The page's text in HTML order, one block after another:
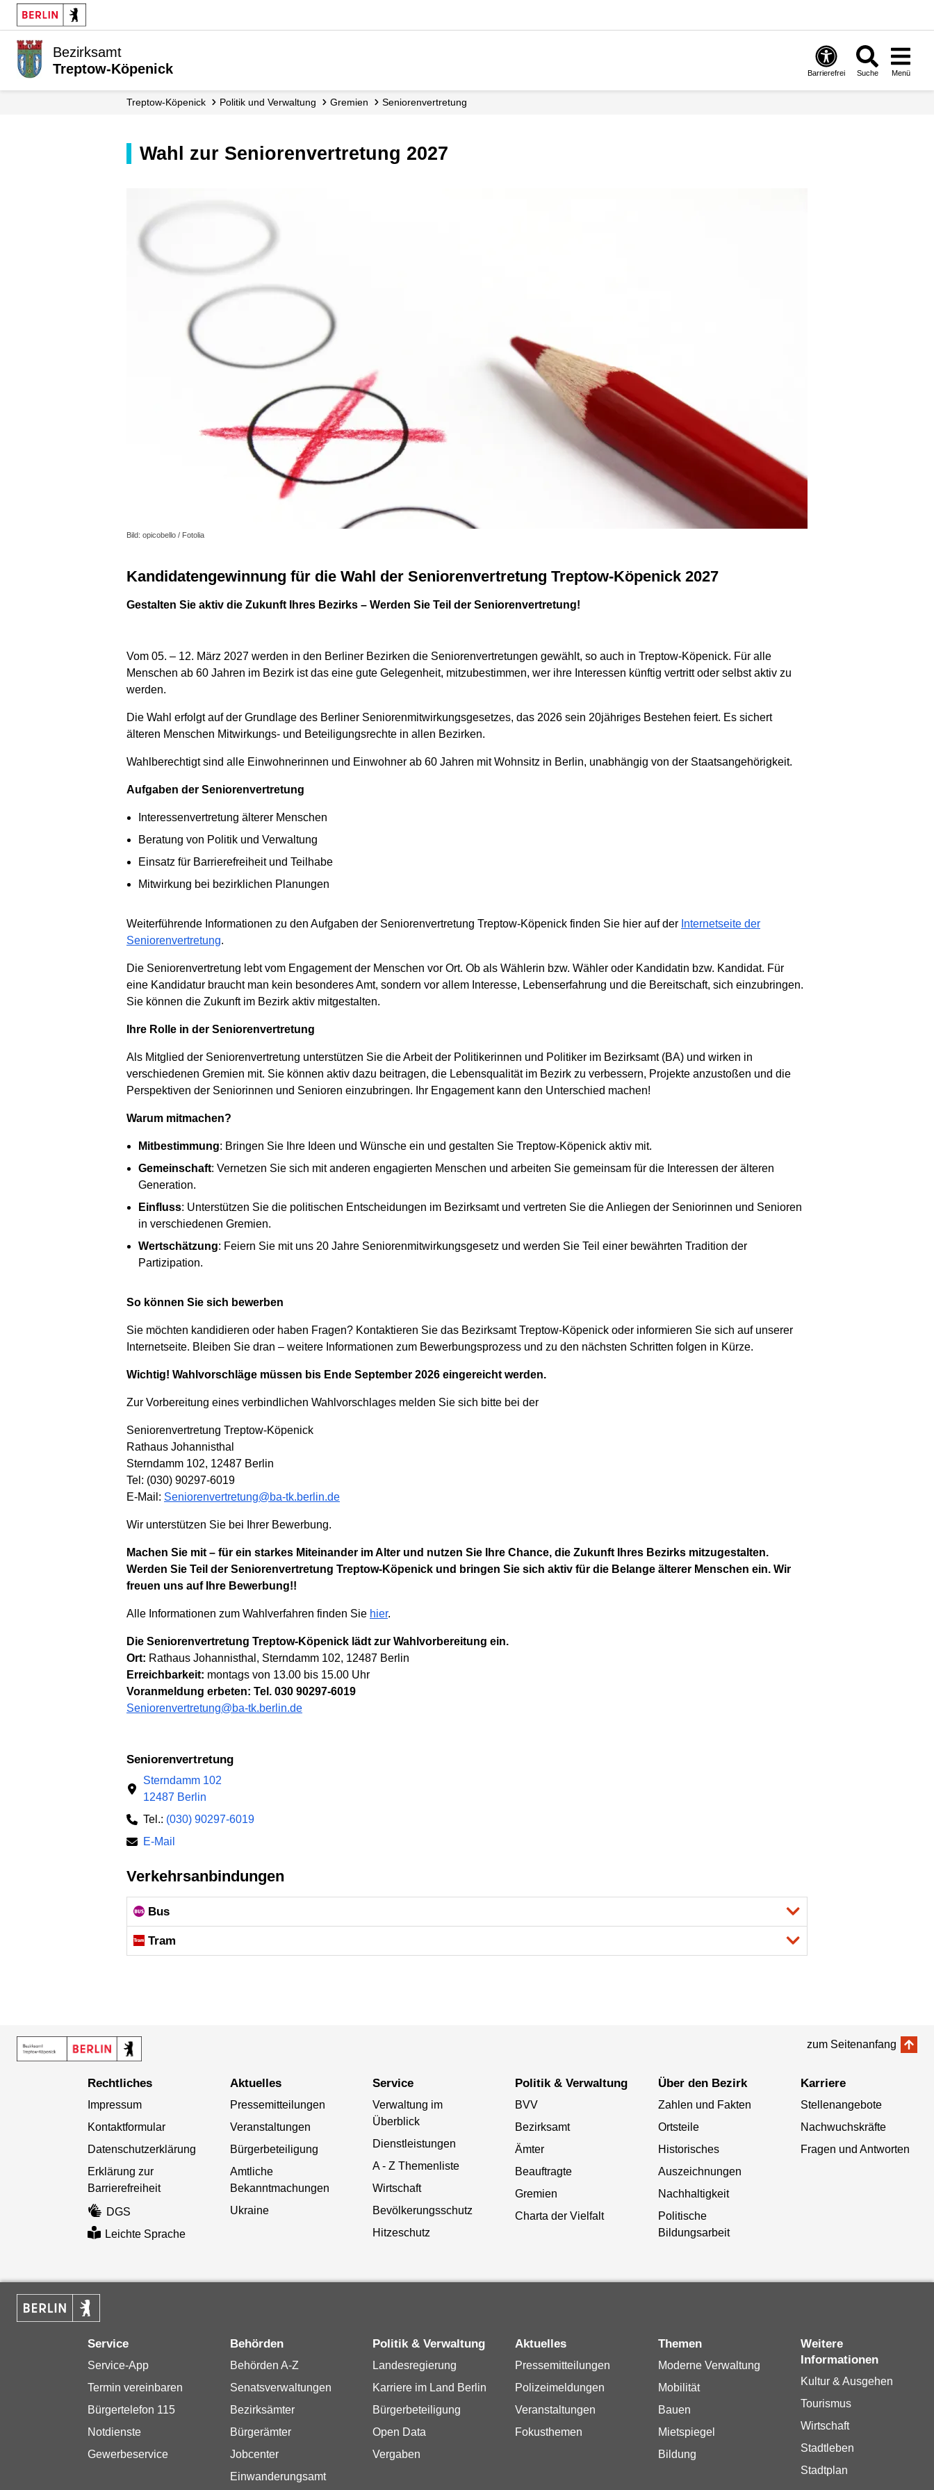
Bezirksamt
Treptow-Köpenick
Barrierefrei Suche Menü
Treptow-Köpenick Politik und Verwaltung Gremien Senioren­vertretung
Wahl zur Seniorenvertretung 2027
Bild: opicobello / Fotolia
Kandidatengewinnung für die Wahl der Seniorenvertretung Treptow-Köpenick 2027
Gestalten Sie aktiv die Zukunft Ihres Bezirks – Werden Sie Teil der Seniorenvertretung!
Vom 05. – 12. März 2027 werden in den Berliner Bezirken die Seniorenvertretungen gewählt, so auch in Treptow-Köpenick. Für alle
Menschen ab 60 Jahren im Bezirk ist das eine gute Gelegenheit, mitzubestimmen, wer ihre Interessen künftig vertritt oder selbst aktiv zu
werden.
Die Wahl erfolgt auf der Grundlage des Berliner Seniorenmitwirkungsgesetzes, das 2026 sein 20jähriges Bestehen feiert. Es sichert
älteren Menschen Mitwirkungs- und Beteiligungsrechte in allen Bezirken.
Wahlberechtigt sind alle Einwohnerinnen und Einwohner ab 60 Jahren mit Wohnsitz in Berlin, unabhängig von der Staatsangehörigkeit.
Aufgaben der Seniorenvertretung
Interessenvertretung älterer Menschen
Beratung von Politik und Verwaltung
Einsatz für Barrierefreiheit und Teilhabe
Mitwirkung bei bezirklichen Planungen
Weiterführende Informationen zu den Aufgaben der Seniorenvertretung Treptow-Köpenick finden Sie hier auf der Internetseite der
Seniorenvertretung.
Die Seniorenvertretung lebt vom Engagement der Menschen vor Ort. Ob als Wählerin bzw. Wähler oder Kandidatin bzw. Kandidat. Für
eine Kandidatur braucht man kein besonderes Amt, sondern vor allem Interesse, Lebenserfahrung und die Bereitschaft, sich einzubringen.
Sie können die Zukunft im Bezirk aktiv mitgestalten.
Ihre Rolle in der Seniorenvertretung
Als Mitglied der Seniorenvertretung unterstützen Sie die Arbeit der Politikerinnen und Politiker im Bezirksamt (BA) und wirken in
verschiedenen Gremien mit. Sie können aktiv dazu beitragen, die Lebensqualität im Bezirk zu verbessern, Projekte anzustoßen und die
Perspektiven der Seniorinnen und Senioren einzubringen. Ihr Engagement kann den Unterschied machen!
Warum mitmachen?
Mitbestimmung: Bringen Sie Ihre Ideen und Wünsche ein und gestalten Sie Treptow-Köpenick aktiv mit.
Gemeinschaft: Vernetzen Sie sich mit anderen engagierten Menschen und arbeiten Sie gemeinsam für die Interessen der älteren
Generation.
Einfluss: Unterstützen Sie die politischen Entscheidungen im Bezirksamt und vertreten Sie die Anliegen der Seniorinnen und Senioren
in verschiedenen Gremien.
Wertschätzung: Feiern Sie mit uns 20 Jahre Seniorenmitwirkungsgesetz und werden Sie Teil einer bewährten Tradition der
Partizipation.
So können Sie sich bewerben
Sie möchten kandidieren oder haben Fragen? Kontaktieren Sie das Bezirksamt Treptow-Köpenick oder informieren Sie sich auf unserer
Internetseite. Bleiben Sie dran – weitere Informationen zum Bewerbungsprozess und zu den nächsten Schritten folgen in Kürze.
Wichtig! Wahlvorschläge müssen bis Ende September 2026 eingereicht werden.
Zur Vorbereitung eines verbindlichen Wahlvorschlages melden Sie sich bitte bei der
Seniorenvertretung Treptow-Köpenick
Rathaus Johannisthal
Sterndamm 102, 12487 Berlin
Tel: (030) 90297-6019
E-Mail: Seniorenvertretung@ba-tk.berlin.de
Wir unterstützen Sie bei Ihrer Bewerbung.
Machen Sie mit – für ein starkes Miteinander im Alter und nutzen Sie Ihre Chance, die Zukunft Ihres Bezirks mitzugestalten.
Werden Sie Teil der Seniorenvertretung Treptow-Köpenick und bringen Sie sich aktiv für die Belange älterer Menschen ein. Wir
freuen uns auf Ihre Bewerbung!!
Alle Informationen zum Wahlverfahren finden Sie hier.
Die Seniorenvertretung Treptow-Köpenick lädt zur Wahlvorbereitung ein.
Ort: Rathaus Johannisthal, Sterndamm 102, 12487 Berlin
Erreichbarkeit: montags von 13.00 bis 15.00 Uhr
Voranmeldung erbeten: Tel. 030 90297-6019
Seniorenvertretung@ba-tk.berlin.de
Seniorenvertretung
Sterndamm 102
12487 Berlin
Tel.: (030) 90297-6019
E-Mail
Verkehrsanbindungen
Bus
Tram
zum Seitenanfang
Rechtliches
Impressum
Kontaktformular
Datenschutzerklärung
Erklärung zur
Barrierefreiheit
DGS
Leichte Sprache
Aktuelles
Pressemitteilungen
Veranstaltungen
Bürgerbeteiligung
Amtliche
Bekanntmachungen
Ukraine
Service
Verwaltung im
Überblick
Dienstleistungen
A - Z Themenliste
Wirtschaft
Bevölkerungsschutz
Hitzeschutz
Politik & Verwaltung
BVV
Bezirksamt
Ämter
Beauftragte
Gremien
Charta der Vielfalt
Über den Bezirk
Zahlen und Fakten
Ortsteile
Historisches
Auszeichnungen
Nachhaltigkeit
Politische
Bildungsarbeit
Karriere
Stellenangebote
Nachwuchskräfte
Fragen und Antworten
Service
Service-App
Termin vereinbaren
Bürgertelefon 115
Notdienste
Gewerbeservice
Behörden
Behörden A-Z
Senatsverwaltungen
Bezirksämter
Bürgerämter
Jobcenter
Einwanderungsamt
Politik & Verwaltung
Landesregierung
Karriere im Land Berlin
Bürgerbeteiligung
Open Data
Vergaben
Aktuelles
Pressemitteilungen
Polizeimeldungen
Veranstaltungen
Fokusthemen
Themen
Moderne Verwaltung
Mobilität
Bauen
Mietspiegel
Bildung
Weitere
Informationen
Kultur & Ausgehen
Tourismus
Wirtschaft
Stadtleben
Stadtplan